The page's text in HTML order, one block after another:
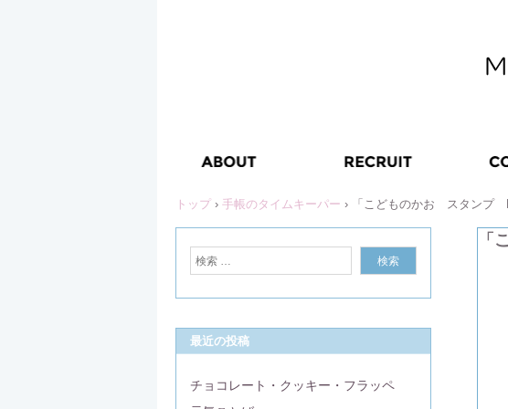
トップ › 手帳のタイムキーパー › 「こどものかお スタンプ
「
最近の投稿
チョコレート・クッキー・フラッペ